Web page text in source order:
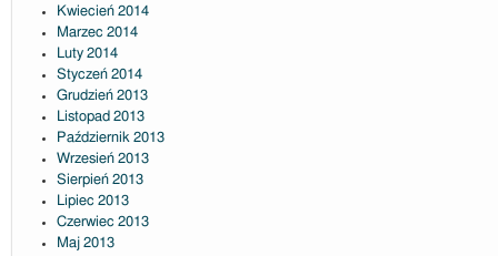
Kwiecień 2014
Marzec 2014
Luty 2014
Styczeń 2014
Grudzień 2013
Listopad 2013
Październik 2013
Wrzesień 2013
Sierpień 2013
Lipiec 2013
Czerwiec 2013
Maj 2013